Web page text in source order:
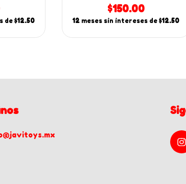
de$12.50
$150.00
12 meses sin intereses de $12.50